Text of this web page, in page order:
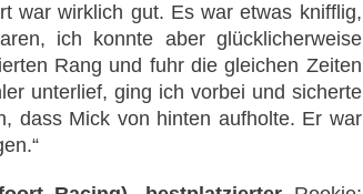
war wirklich gut. Es war etwas knifflig,
ich konnte aber glücklicherweise
Rang und fuhr die gleichen Zeiten
unterlief, ging ich vorbei und sicherte
dass Mick von hinten aufholte. Er war